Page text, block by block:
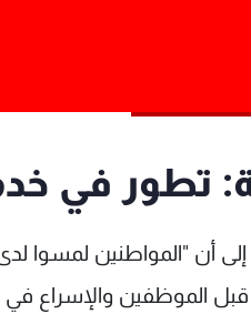
تطور في
إلى أن "المواطنين لمسوا
الموظفين والإسراع